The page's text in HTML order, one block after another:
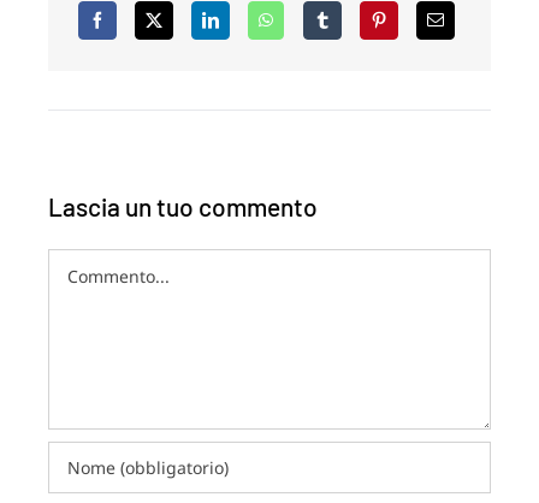
Lascia un tuo commento
Commento